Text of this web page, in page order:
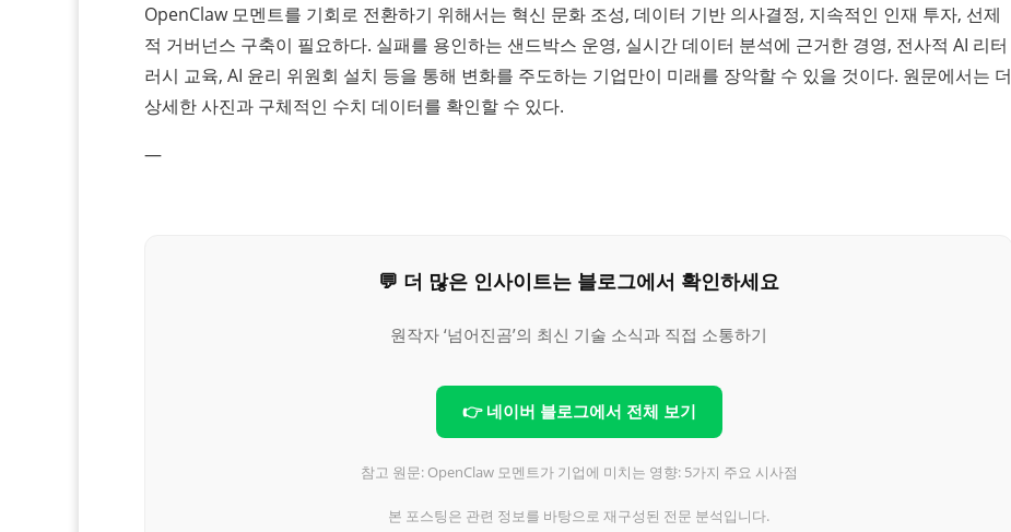
OpenClaw 모멘트를 기회로 전환하기 위해서는 혁신 문화 조성, 데이터 기반 의사결정, 지속적인 인재 투자, 선제
적 거버넌스 구축이 필요하다. 실패를 용인하는 샌드박스 운영, 실시간 데이터 분석에 근거한 경영, 전사적 AI 리터
러시 교육, AI 윤리 위원회 설치 등을 통해 변화를 주도하는 기업만이 미래를 장악할 수 있을 것이다. 원문에서는 더
상세한 사진과 구체적인 수치 데이터를 확인할 수 있다.
—
💬 더 많은 인사이트는 블로그에서 확인하세요
원작자 ‘넘어진곰’의 최신 기술 소식과 직접 소통하기
👉 네이버 블로그에서 전체 보기
참고 원문: OpenClaw 모멘트가 기업에 미치는 영향: 5가지 주요 시사점
본 포스팅은 관련 정보를 바탕으로 재구성된 전문 분석입니다.